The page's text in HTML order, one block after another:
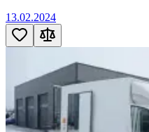
13.02.2024